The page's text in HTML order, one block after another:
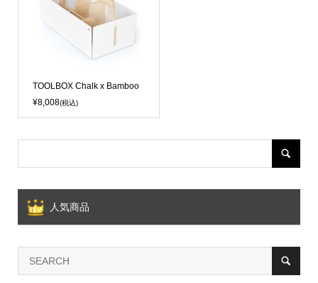
TOOLBOX Chalk x Bamboo
¥8,008(税込)
人気商品